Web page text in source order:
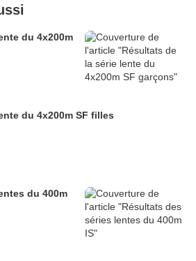
du 4x200m
du 4x200m SF filles
du 400m